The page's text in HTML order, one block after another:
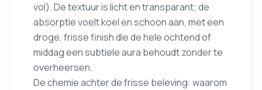
vol). De textuur is licht en transparant; de
absorptie voelt koel en schoon aan, met een
droge, frisse finish die de hele ochtend of
middag een subtiele aura behoudt zonder te
overheersen.
De chemie achter de frisse beleving: waarom